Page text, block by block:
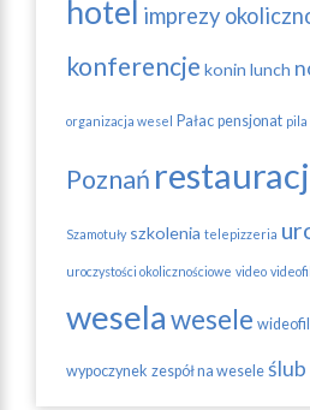
hotel imprezy
konferencje konin lunch
organizacja wesel Pałac pensjonat pila
Poznań
Szamotuły szkolenia telepizzeria
uroczystości okolicznościowe video
weselawesele
wypoczynek zespół na wesele ślub